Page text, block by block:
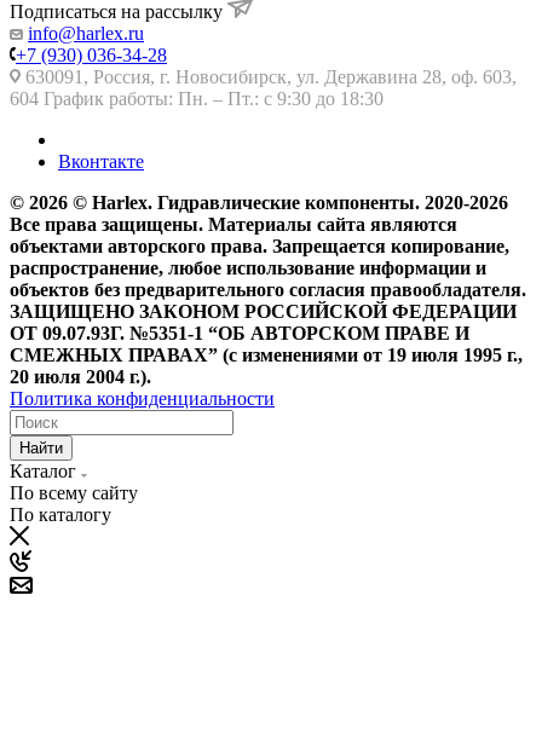
Подписаться на рассылку
info@harlex.ru
+7 (930) 036-34-28
630091, Россия, г. Новосибирск, ул. Державина 28, оф. 603,
604 График работы: Пн. – Пт.: с 9:30 до 18:30
Вконтакте
© 2026 © Harlex. Гидравлические компоненты. 2020-2026
Все права защищены. Материалы сайта являются
объектами авторского права. Запрещается копирование,
распространение, любое использование информации и
объектов без предварительного согласия правообладателя.
ЗАЩИЩЕНО ЗАКОНОМ РОССИЙСКОЙ ФЕДЕРАЦИИ
ОТ 09.07.93Г. №5351-1 “ОБ АВТОРСКОМ ПРАВЕ И
СМЕЖНЫХ ПРАВАХ” (с изменениями от 19 июля 1995 г.,
20 июля 2004 г.).
Политика конфиденциальности
Найти
Каталог
По всему сайту
По каталогу